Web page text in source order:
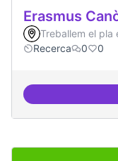
Erasmus
Treballem el pla
Recerca
0 0